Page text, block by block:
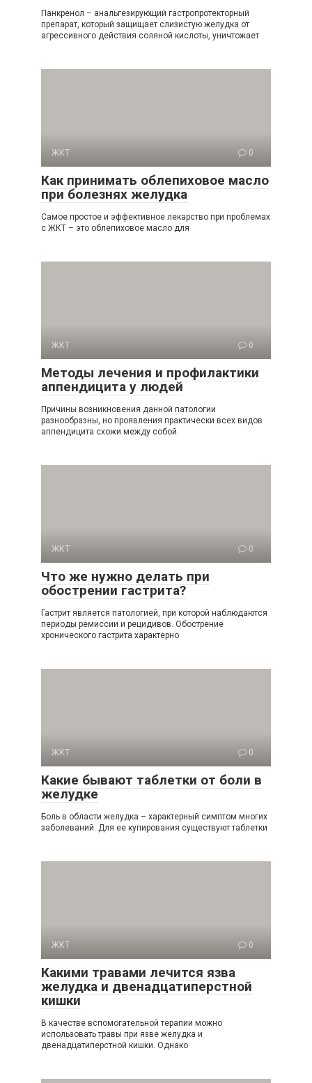
Панкренол – анальгезирующий гастропротекторный
препарат, который защищает слизистую желудка от
агрессивного действия соляной кислоты, уничтожает
ЖКТ 0
Как принимать облепиховое масло
при болезнях желудка
Самое простое и эффективное лекарство при проблемах
с ЖКТ – это облепиховое масло для
ЖКТ 0
Методы лечения и профилактики
аппендицита у людей
Причины возникновения данной патологии
разнообразны, но проявления практически всех видов
аппендицита схожи между собой.
ЖКТ 0
Что же нужно делать при
обострении гастрита?
Гастрит является патологией, при которой наблюдаются
периоды ремиссии и рецидивов. Обострение
хронического гастрита характерно
ЖКТ 0
Какие бывают таблетки от боли в
желудке
Боль в области желудка – характерный симптом многих
заболеваний. Для ее купирования существуют таблетки
ЖКТ 0
Какими травами лечится язва
желудка и двенадцатиперстной
кишки
В качестве вспомогательной терапии можно
использовать травы при язве желудка и
двенадцатиперстной кишки. Однако